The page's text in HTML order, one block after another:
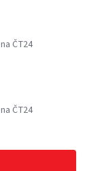
na ČT24
na ČT24